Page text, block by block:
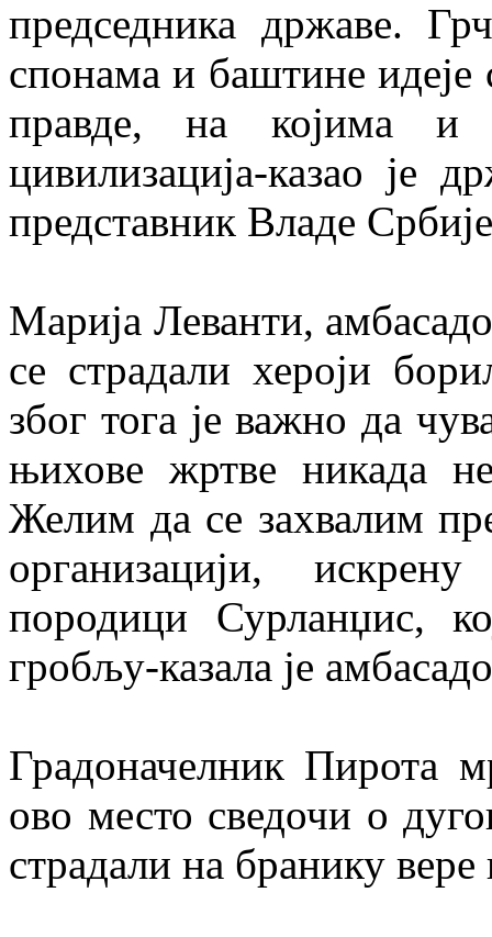
председника државе.
спонама и баштине идеје
правде, на којима и
цивилизација-казао је
представник Владе
Марија Леванти,
се страдали хероји
због тога је важно да
њихове жртве никада
Желим да се захвалим
организацији,
породици Сурланџис,
гробљу-казала је
Градоначелник Пирота
ово место сведочи о
страдали на бранику